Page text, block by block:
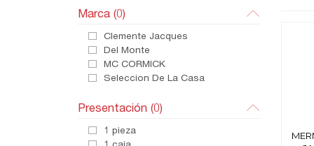
Marca (0)
Clemente Jacques
Del Monte
MC CORMICK
Seleccion De La Casa
Presentación (0)
1 pieza